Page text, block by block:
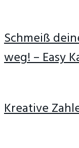
Schmeiß
weg! – Easy
Kreative